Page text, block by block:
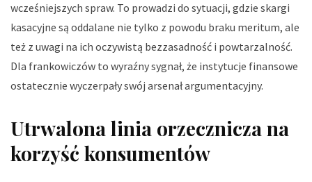
wcześniejszych spraw. To prowadzi do sytuacji, gdzie skargi
kasacyjne są oddalane nie tylko z powodu braku meritum, ale
też z uwagi na ich oczywistą bezzasadność i powtarzalność.
Dla frankowiczów to wyraźny sygnał, że instytucje finansowe
ostatecznie wyczerpały swój arsenał argumentacyjny.
Utrwalona linia orzecznicza na
korzyść konsumentów